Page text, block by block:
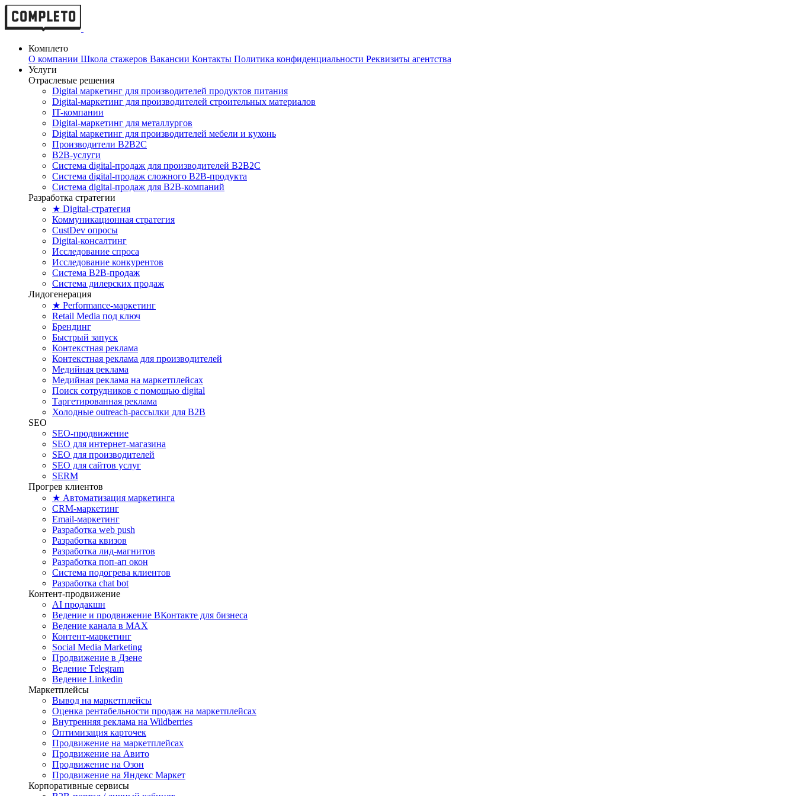
Комплето
О компании Школа стажеров Вакансии Контакты Политика конфиденциальности Реквизиты агентства
Услуги
Отраслевые решения
Digital маркетинг для производителей продуктов питания
Digital-маркетинг для производителей строительных материалов
IT-компании
Digital-маркетинг для металлургов
Digital маркетинг для производителей мебели и кухонь
Производители B2B2C
B2B-услуги
Cистема digital-продаж для производителей B2B2C
Система digital-продаж сложного B2B-продукта
Система digital-продаж для B2B-компаний
Разработка стратегии
★ Digital-стратегия
Коммуникационная стратегия
CustDev опросы
Digital-консалтинг
Исследование спроса
Исследование конкурентов
Система B2B-продаж
Система дилерских продаж
Лидогенерация
★ Performance-маркетинг
Retail Media под ключ
Брендинг
Быстрый запуск
Контекстная реклама
Контекстная реклама для производителей
Медийная реклама
Медийная реклама на маркетплейсах
Поиск сотрудников с помощью digital
Таргетированная реклама
Холодные outreach-рассылки для B2B
SEO
SEO-продвижение
SEO для интернет-магазина
SEO для производителей
SEO для сайтов услуг
SERM
Прогрев клиентов
★ Автоматизация маркетинга
CRM-маркетинг
Email-маркетинг
Разработка web push
Разработка квизов
Разработка лид-магнитов
Разработка поп-ап окон
Система подогрева клиентов
Разработка chat bot
Контент-продвижение
AI продакшн
Ведение и продвижение ВКонтакте для бизнеса
Ведение канала в MAX
Контент-маркетинг
Social Media Marketing
Продвижение в Дзене
Ведение Telegram
Ведение Linkedin
Маркетплейсы
Вывод на маркетплейсы
Оценка рентабельности продаж на маркетплейсах
Внутренняя реклама на Wildberries
Оптимизация карточек
Продвижение на маркетплейсах
Продвижение на Авито
Продвижение на Озон
Продвижение на Яндекс Маркет
Корпоративные сервисы